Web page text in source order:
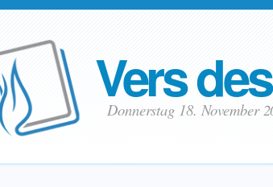
Vers
Donnerstag 18. November